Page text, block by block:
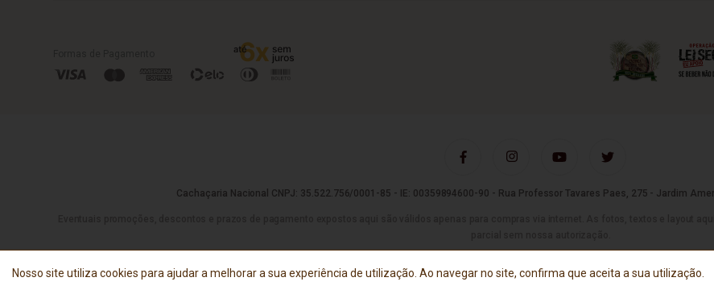
Cachaçaria Nacional CNPJ: 35.522.756/0001-85 - IE: 00359894600-90 - Rua Professor Tavares Paes, 275 - Jardim
Nosso site utiliza cookies para ajudar a melhorar a sua experiência de utilização. Ao navegar no site, confirma que aceita a sua utilização.